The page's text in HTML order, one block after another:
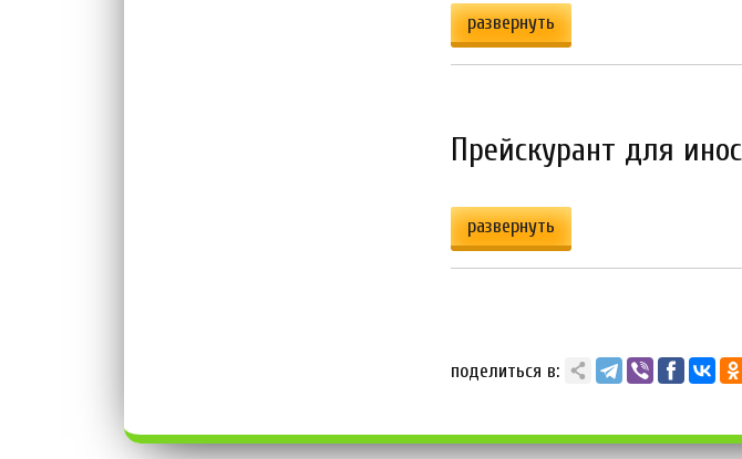
развернуть
Прейскурант для
развернуть
поделиться в: